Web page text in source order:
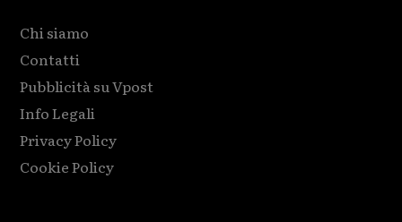
Chi siamo
Contatti
Pubblicità su Vpost
Info Legali
Privacy Policy
Cookie Policy